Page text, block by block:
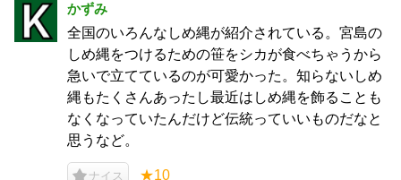
かずみ
全国のいろんなしめ縄が紹介されている。宮島の
しめ縄をつけるための笹をシカが食べちゃうから
急いで立てているのが可愛かった。知らないしめ
縄もたくさんあったし最近はしめ縄を飾ることも
なくなっていたんだけど伝統っていいものだなと
思うなど。
ナイス ★10